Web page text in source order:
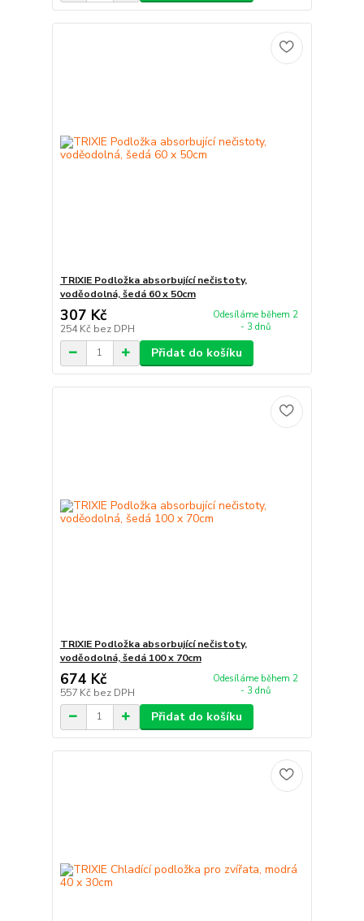
TRIXIE Podložka absorbující nečistoty,
voděodolná, šedá 60 x 50cm
307 Kč
254 Kč bez DPH
Odesíláme během 2
- 3 dnů
Přidat do košíku
TRIXIE Podložka absorbující nečistoty,
voděodolná, šedá 100 x 70cm
674 Kč
557 Kč bez DPH
Odesíláme během 2
- 3 dnů
Přidat do košíku